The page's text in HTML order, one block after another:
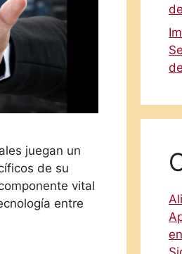
juegan un
de su
vital
entre